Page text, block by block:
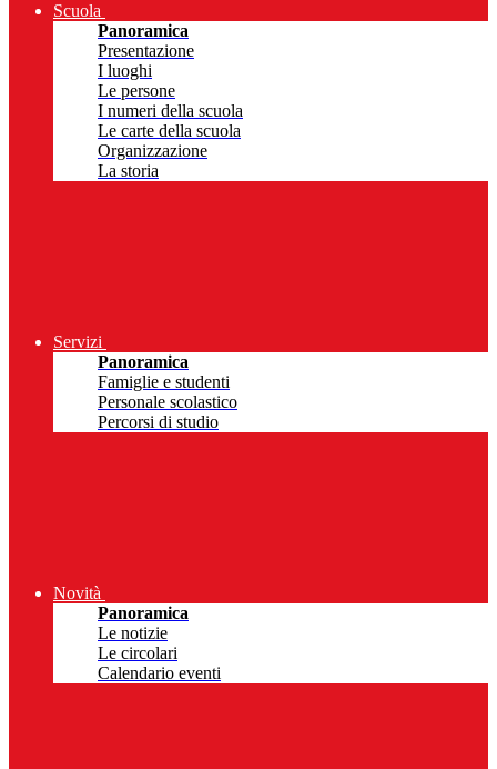
Scuola
Panoramica
Presentazione
I luoghi
Le persone
I numeri della scuola
Le carte della scuola
Organizzazione
La storia
Servizi
Panoramica
Famiglie e studenti
Personale scolastico
Percorsi di studio
Novità
Panoramica
Le notizie
Le circolari
Calendario eventi